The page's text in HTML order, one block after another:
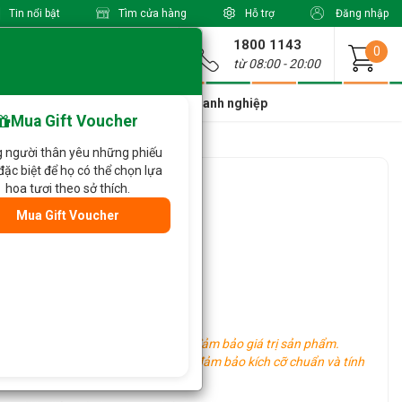
Tin nổi bật Tìm cửa hàng Hỗ trợ Đăng nhập
1800 1143
từ 08:00 - 20:00
0
Dành cho doanh nghiệp
có thể thay đổi tùy thời điểm, vẫn đảm bảo giá trị sản phẩm.
khu vực khác nhau, tuy nhiên vẫn đảm bảo kích cỡ chuẩn và tính
Mua Gift Voucher
người thân yêu những phiếu
biệt để họ có thể chọn lựa
hoa tươi theo sở thích.
Mua Gift Voucher